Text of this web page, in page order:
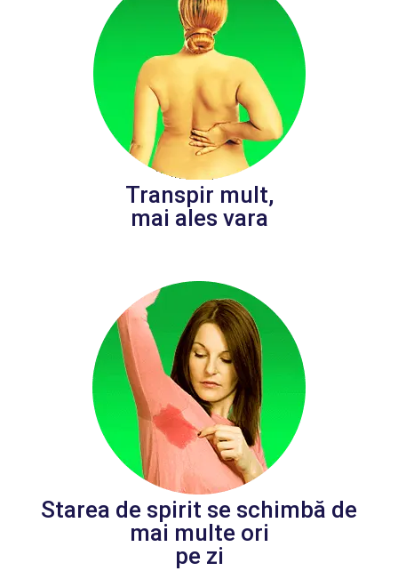
Transpir mult,
mai ales vara
Starea de spirit se schimbă de
mai multe ori
pe zi